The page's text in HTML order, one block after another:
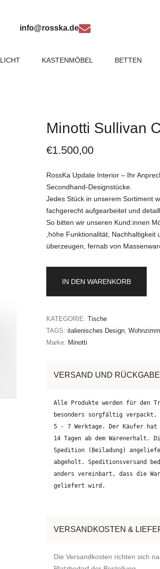
info@rosska.de
LICHT KASTENMÖBEL BETTEN
Minotti Sullivan
€1.500,00
RossKa Update Interior – Ihr
Secondhand-Designstücke.
Jedes Stück in unserem Sortiment
fachgerecht aufgearbeitet und
So bitten wir unseren Kund:innen
,höhe Funktionalität, Nachhaltigkeit
überzeugen, fernab von
IN DEN WARENKORB
KATEGORIE: Tische
TAGS: italienisches Design,
Marke: Minotti
VERSAND UND RÜCKGABE
Alle Produkte werden für den
besonders sorgfältig
5 - 7 Werktage. Der Käufer hat
14 Tagen ab dem Warenerhalt.
Spedition (Beiladung)
abgeholt. Speditionsversand
anders vereinbart, dass die
geliefert wird.
VERSANDKOSTEN &
Die Versandkosten richten sich